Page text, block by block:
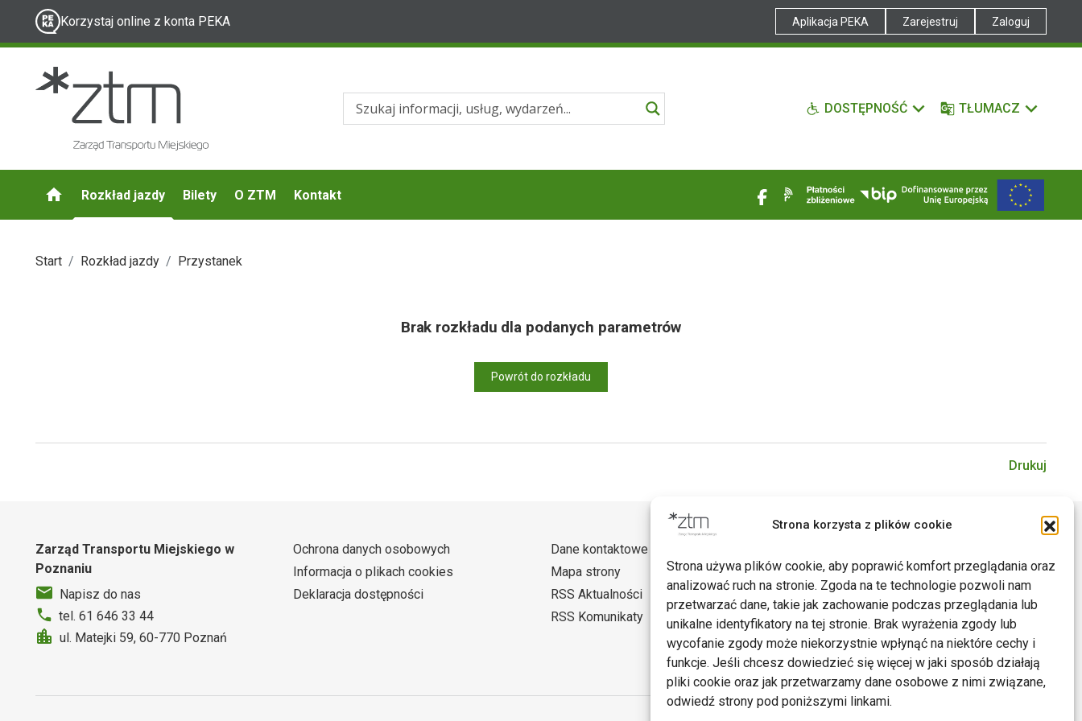
Strona korzysta z plików cookie
Strona używa plików cookie, aby poprawić komfort przeglądania oraz
analizować ruch na stronie. Zgoda na te technologie pozwoli nam
przetwarzać dane, takie jak zachowanie podczas przeglądania lub
unikalne identyfikatory na tej stronie. Brak wyrażenia zgody lub
wycofanie zgody może niekorzystnie wpłynąć na niektóre cechy i
funkcje. Jeśli chcesz dowiedzieć się więcej w jaki sposób działają
pliki cookie oraz jak przetwarzamy dane osobowe z nimi związane,
odwiedź strony pod poniższymi linkami.
Korzystaj online z konta PEKA Aplikacja PEKA Zarejestruj Zaloguj
DOSTĘPNOŚĆ TŁUMACZ
Rozkład jazdy Bilety O ZTM Kontakt
Start Rozkład jazdy Przystanek
Brak rozkładu dla podanych parametrów
Powrót do rozkładu
Drukuj
Zarząd Transportu Miejskiego w
Poznaniu
Napisz do nas
tel. 61 646 33 44
ul. Matejki 59, 60-770 Poznań
Ochrona danych osobowych
Informacja o plikach cookies
Deklaracja dostępności
Dane kontaktowe
Mapa strony
RSS Aktualności
RSS Komunikaty